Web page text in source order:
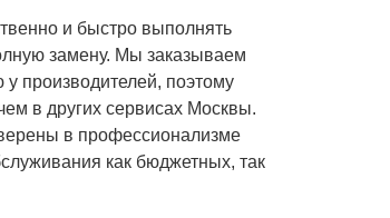
и быстро выполнять
замену. Мы заказываем
производителей, поэтому
в других сервисах Москвы.
в профессионализме
как бюджетных, так